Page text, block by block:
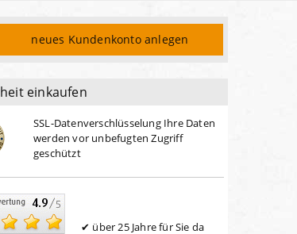
neues Kundenkonto anlegen
einkaufen
SSL-Datenverschlüsselung Ihre Daten
werden vor unbefugten Zugriff
geschützt
über 25 Jahre für Sie da